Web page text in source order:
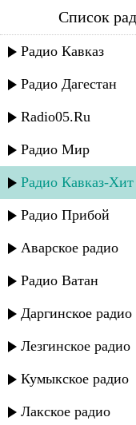
Радио
Список
Радио Кавказ
Радио Дагестан
Radio05.Ru
Радио Мир
Радио Кавказ-Хит
Радио Прибой
Аварское радио
Радио Ватан
Даргинское радио
Лезгинское радио
Кумыкское радио
Лакское радио
Недавно
Рада Рай -
Рада Рай -
Рада Рай -
Руслан
Руслан
назад]
Джамбулат
Ислам